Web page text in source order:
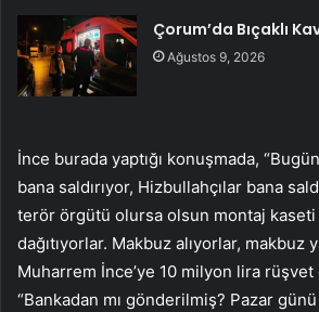
Çorum’da Bıçaklı
Ağustos 9, 2026
İnce burada yaptığı konuşmada,
bana saldırıyor, Hizbullahçılar bana
terör örgütü olursa olsun montaj kaseti
dağıtıyorlar. Makbuz alıyorlar, makbuz
Muharrem İnce’ye 10 milyon lira
“Bankadan mı gönderilmiş? Pazar